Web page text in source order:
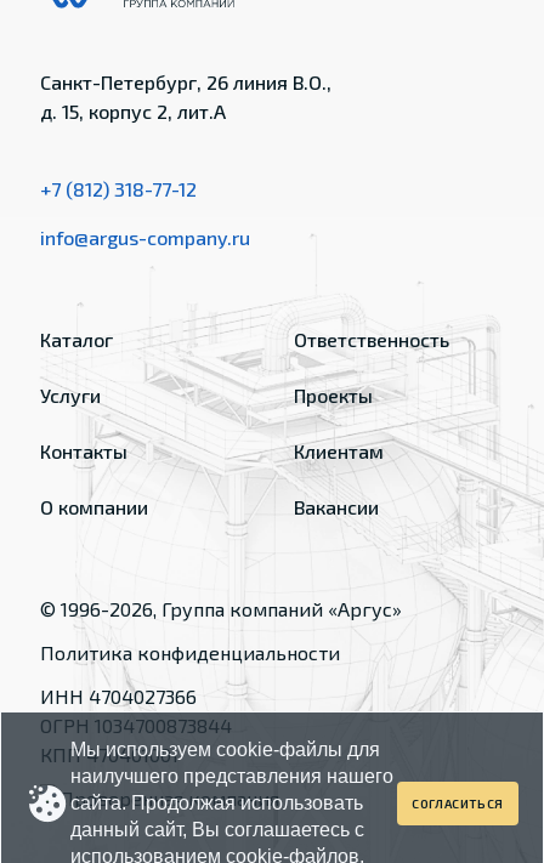
Санкт-Петербург, 26 линия В.О.,
д. 15, корпус 2, лит.А
+7 (812) 318-77-12
info@argus-company.ru
Каталог
Услуги
Контакты
О компании
Ответственность
Проекты
Клиентам
Вакансии
© 1996-2026, Группа компаний «Аргус»
Политика конфиденциальности
ИНН 4704027366
ОГРН 1034700873844
КПП 470401001
Мы используем cookie-файлы для
наилучшего представления нашего
сайта. Продолжая использовать
данный сайт, Вы соглашаетесь с
использованием cookie-файлов.
СОГЛАСИТЬСЯ